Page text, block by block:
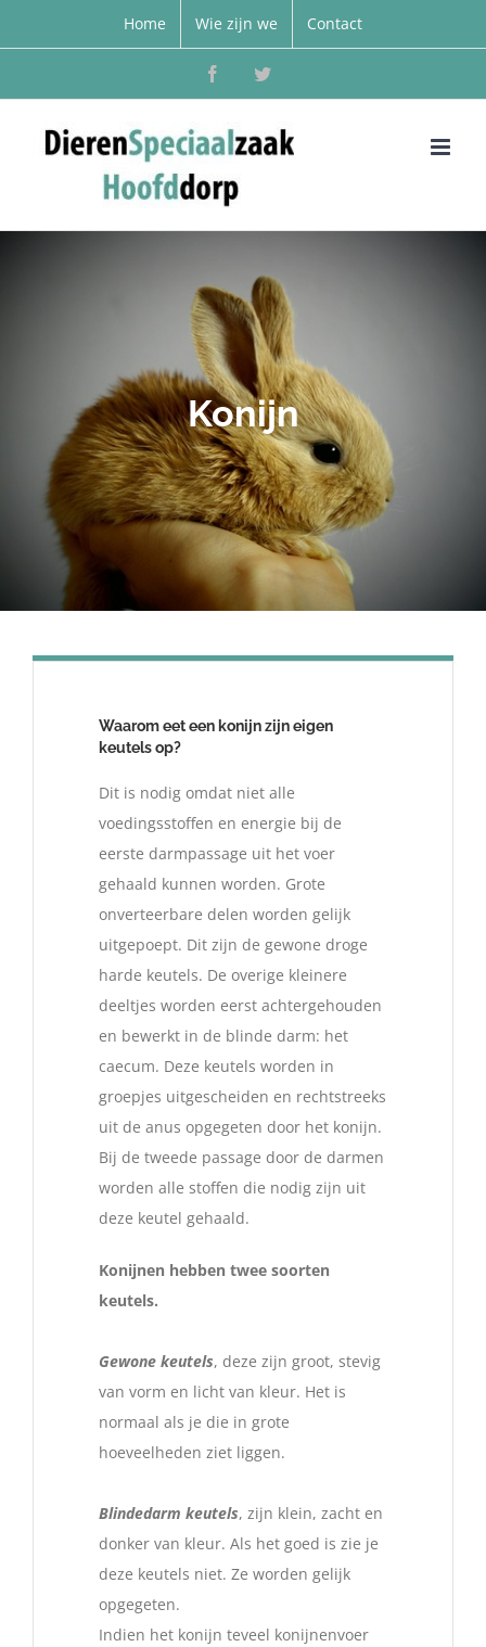
Home Wie zijn we Contact
FacebookTwitter
Konijn
Waarom eet een konijn zijn eigen
keutels op?
Dit is nodig omdat niet alle
voedingsstoffen en energie bij de
eerste darmpassage uit het voer
gehaald kunnen worden. Grote
onverteerbare delen worden gelijk
uitgepoept. Dit zijn de gewone droge
harde keutels. De overige kleinere
deeltjes worden eerst achtergehouden
en bewerkt in de blinde darm: het
caecum. Deze keutels worden in
groepjes uitgescheiden en rechtstreeks
uit de anus opgegeten door het konijn.
Bij de tweede passage door de darmen
worden alle stoffen die nodig zijn uit
deze keutel gehaald.
Konijnen hebben twee soorten
keutels.
Gewone keutels, deze zijn groot, stevig
van vorm en licht van kleur. Het is
normaal als je die in grote
hoeveelheden ziet liggen.
Blindedarm keutels, zijn klein, zacht en
donker van kleur. Als het goed is zie je
deze keutels niet. Ze worden gelijk
opgegeten.
Indien het konijn teveel konijnenvoer